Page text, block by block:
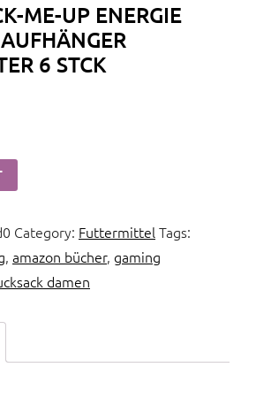
ME-UP ENERGIE
6 STCK
Category: Futtermittel Tags:
, amazon bücher, gaming
damen